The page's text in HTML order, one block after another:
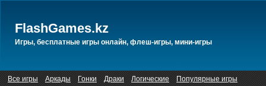
FlashGames.kz
Игры, бесплатные игры онлайн, флеш-игры, мини-игры
Все игры Аркады Гонки Драки Логические Популярные игры